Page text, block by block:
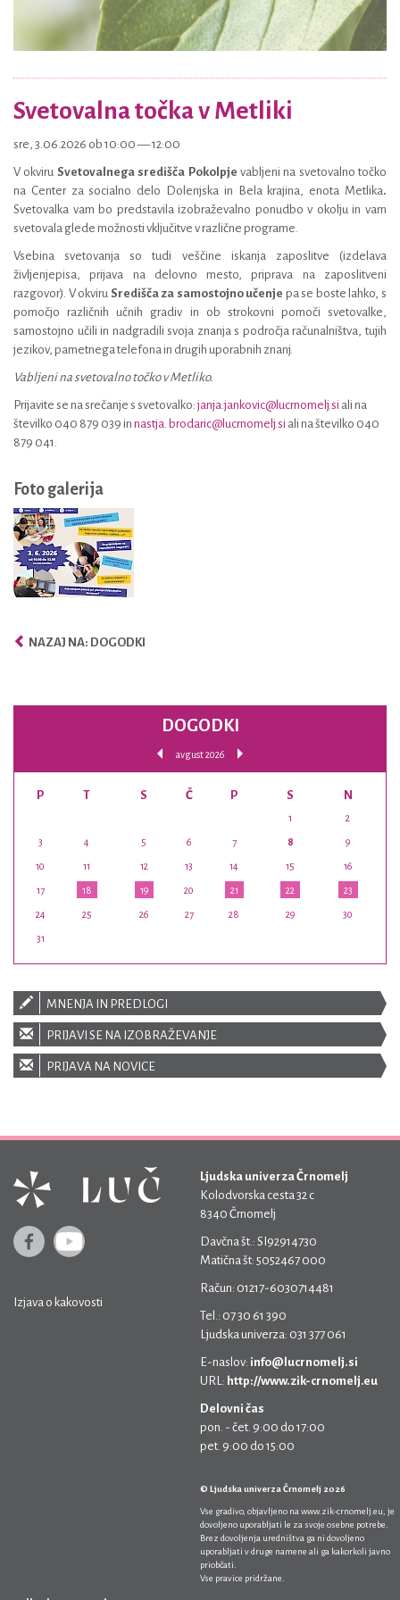
Svetovalna točka v Metliki
sre, 3.06.2026 ob 10:00 — 12:00
V okviru Svetovalnega središča Pokolpje vabljeni na svetovalno točko
na Center za socialno delo Dolenjska in Bela krajina, enota Metlika.
Svetovalka vam bo predstavila izobraževalno ponudbo v okolju in vam
svetovala glede možnosti vključitve v različne programe.
Vsebina svetovanja so tudi veščine iskanja zaposlitve (izdelava
življenjepisa, prijava na delovno mesto, priprava na zaposlitveni
razgovor). V okviru Središča za samostojno učenje pa se boste lahko, s
pomočjo različnih učnih gradiv in ob strokovni pomoči svetovalke,
samostojno učili in nadgradili svoja znanja s področja računalništva, tujih
jezikov, pametnega telefona in drugih uporabnih znanj.
Vabljeni na svetovalno točko v Metliko.
Prijavite se na srečanje s svetovalko: janja.jankovic@lucrnomelj.si ali na
številko 040 879 039 in nastja. brodaric@lucrnomelj.si ali na številko 040
879 041.
Foto galerija
NAZAJ NA: DOGODKI
DOGODKI
avgust 2026
P T S Č P S N
1 2
3 4 5 6 7 8 9
10 11 12 13 14 15 16
17 18 19 20 21 22 23
24 25 26 27 28 29 30
31
MNENJA IN PREDLOGI
PRIJAVI SE NA IZOBRAŽEVANJE
PRIJAVA NA NOVICE
Izjava o kakovosti
Ljudska univerza Črnomelj
Kolodvorska cesta 32 c
8340 Črnomelj
Davčna št.: SI92914730
Matična št: 5052467 000
Račun: 01217-6030714481
Tel.: 07 30 61 390
Ljudska univerza: 031 377 061
E-naslov: info@lucrnomelj.si
URL: http://www.zik-crnomelj.eu
Delovni čas
pon. - čet. 9:00 do 17:00
pet. 9:00 do 15:00
© Ljudska univerza Črnomelj 2026
Vse gradivo, objavljeno na www.zik-crnomelj.eu , je
dovoljeno uporabljati le za svoje osebne potrebe.
Brez dovoljenja uredništva ga ni dovoljeno
uporabljati v druge namene ali ga kakorkoli javno
priobčati.
Vse pravice pridržane.